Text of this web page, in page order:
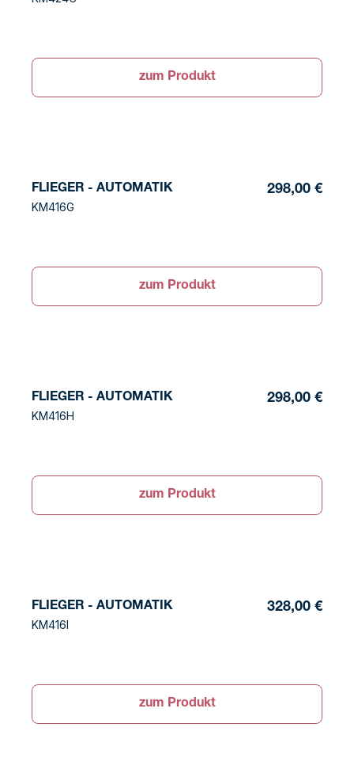
zum Produkt
FLIEGER - AUTOMATIK
KM416G
298,00 €
zum Produkt
FLIEGER - AUTOMATIK
KM416H
298,00 €
zum Produkt
FLIEGER - AUTOMATIK
KM416I
328,00 €
zum Produkt